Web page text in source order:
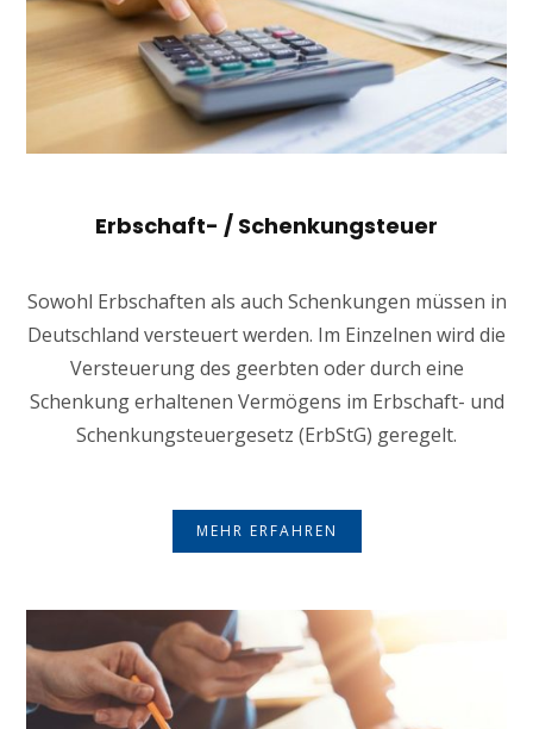
Erbschaft- / Schenkungsteuer
Sowohl Erbschaften als auch Schenkungen müssen in
Deutschland versteuert werden. Im Einzelnen wird die
Versteuerung des geerbten oder durch eine
Schenkung erhaltenen Vermögens im Erbschaft- und
Schenkungsteuergesetz (ErbStG) geregelt.
MEHR ERFAHREN